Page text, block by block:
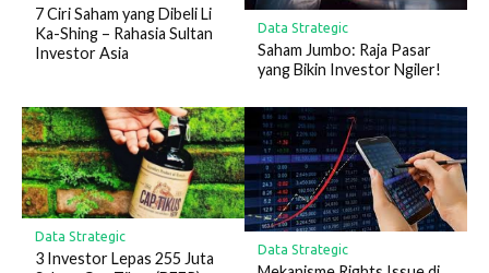
7 Ciri Saham yang Dibeli Li
Ka-Shing – Rahasia Sultan
Investor Asia
Data Strategic
Saham Jumbo: Raja Pasar
yang Bikin Investor Ngiler!
Data Strategic
3 Investor Lepas 255 Juta
Data Strategic